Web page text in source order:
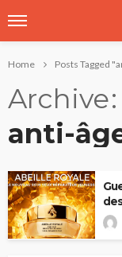
Home Posts Tagged
Archive
anti-